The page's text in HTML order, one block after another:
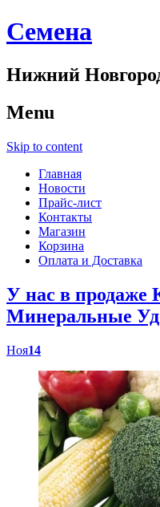
Cемена
Нижний
Menu
Skip to content
Главная
Новости
Прайс-лист
Контакты
Магазин
Корзина
Оплата и Доставка
У нас в продаже
Минеральные
Ноя14